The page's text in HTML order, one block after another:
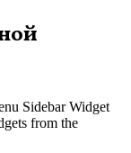
Sidebar Widget
from the